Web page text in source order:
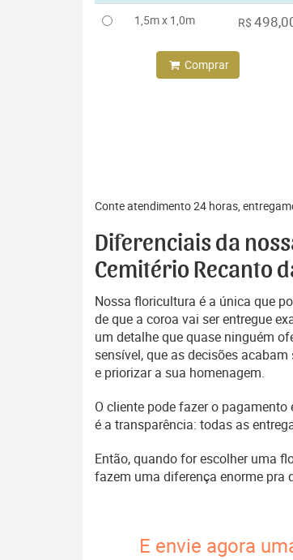
1,5m x 1,0m R$
Comprar
Conte atendimento 24 horas,
Diferenciais da
Cemitério Recanto
Nossa floricultura é a única que
de que a coroa vai ser entregue
um detalhe que quase ninguém
sensível, que as decisões
e priorizar a sua homenagem.
O cliente pode fazer o
é a transparência: todas as
Então, quando for escolher uma
fazem uma diferença enorme pra
E envie agora